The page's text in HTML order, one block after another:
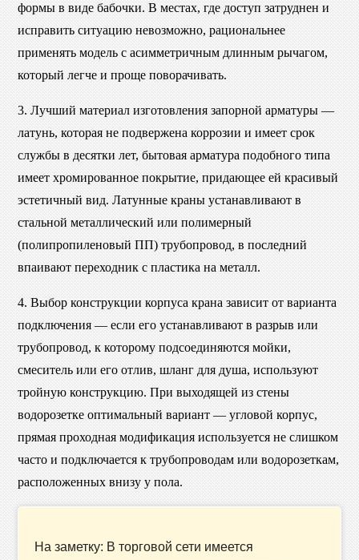
формы в виде бабочки. В местах, где доступ затруднен и
исправить ситуацию невозможно, рациональнее
применять модель с асимметричным длинным рычагом,
который легче и проще поворачивать.
3. Лучший материал изготовления запорной арматуры —
латунь, которая не подвержена коррозии и имеет срок
службы в десятки лет, бытовая арматура подобного типа
имеет хромированное покрытие, придающее ей красивый
эстетичный вид. Латунные краны устанавливают в
стальной металлический или полимерный
(полипропиленовый ПП) трубопровод, в последний
впаивают переходник с пластика на металл.
4. Выбор конструкции корпуса крана зависит от варианта
подключения — если его устанавливают в разрыв или
трубопровод, к которому подсоединяются мойки,
смеситель или его отлив, шланг для душа, используют
тройную конструкцию. При выходящей из стены
водорозетке оптимальный вариант — угловой корпус,
прямая проходная модификация используется не слишком
часто и подключается к трубопроводам или водорозеткам,
расположенных внизу у пола.
На заметку: В торговой сети имеется